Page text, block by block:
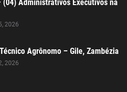
(04) Administrativos Executivos na
2026
Agrônomo – Gile, Zambézia
2026